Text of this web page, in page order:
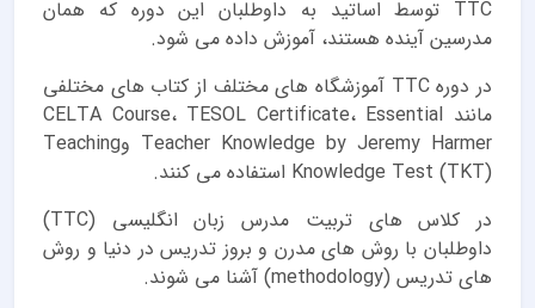
TTC توسط اساتید به داوطلبان این دوره که همان
مدرسین آینده هستند، آموزش داده می شود.
در دوره TTC آموزشگاه های مختلف از کتاب های مختلفی
مانند CELTA Course، TESOL Certificate، Essential
Teacher Knowledge by Jeremy Harmer وTeaching
Knowledge Test (TKT) استفاده می کنند.
در کلاس های تربیت مدرس زبان انگلیسی (TTC)
داوطلبان با روش های مدرن و بروز تدریس در دنیا و روش
های تدریس (methodology) آشنا می شوند.